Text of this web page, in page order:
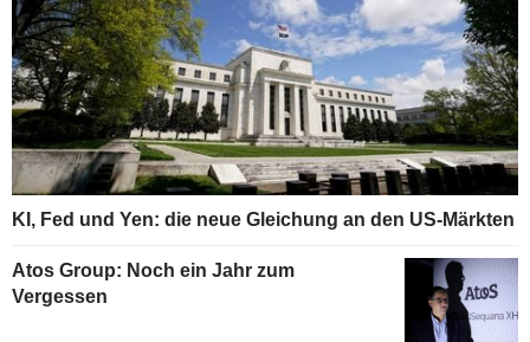
KI, Fed und Yen: die neue Gleichung an den US-Märkten
Atos Group: Noch ein Jahr zum
Vergessen